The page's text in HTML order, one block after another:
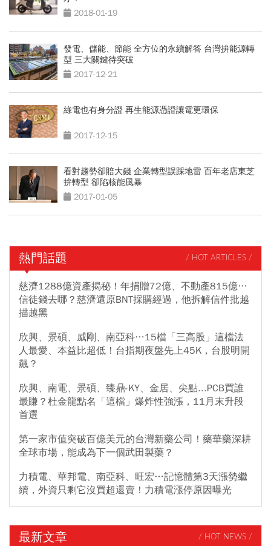
2018-01-19
發電、儲能、節能 全方位的永續解答 台灣拚能源轉
型 三大關鍵待突破
2017-12-21
綠電也有身分證 再生能源憑證讓電更環保
2017-12-15
看對趨勢卻賠大錢 企業轉型誤踩地雷 百年老店東芝
拚轉型 卻陷核能風暴
2017-01-05
熱門話題 / HOT ARTICLES /
慈濟1288億資產揭秘！年捐贈72億、不動產815億…
信徒錢去哪？慈濟還原BNT採購經過，他拆解信件批越
描越黑
欣興、景碩、威剛、南亞科…15檔「三高股」這檔法
人最愛、本益比超低！台指期夜盤先上45K，台股明開
飆？
欣興、南電、景碩、臻鼎-KY、金居、尖點...PCB買誰
最賺？杜金龍點名「這檔」爆炸性強漲，11月末升段
首選
第一家市值突破百億美元的台灣新藥公司！藥華藥深耕
全球市場，能成為下一個武田製藥？
力積電、華邦電、南亞科、旺宏…記憶體第3天漲勢繼
續，外資只剩它沒買超還賣！力積電漲停原因曝光
最新文章 / HOT NEWS /